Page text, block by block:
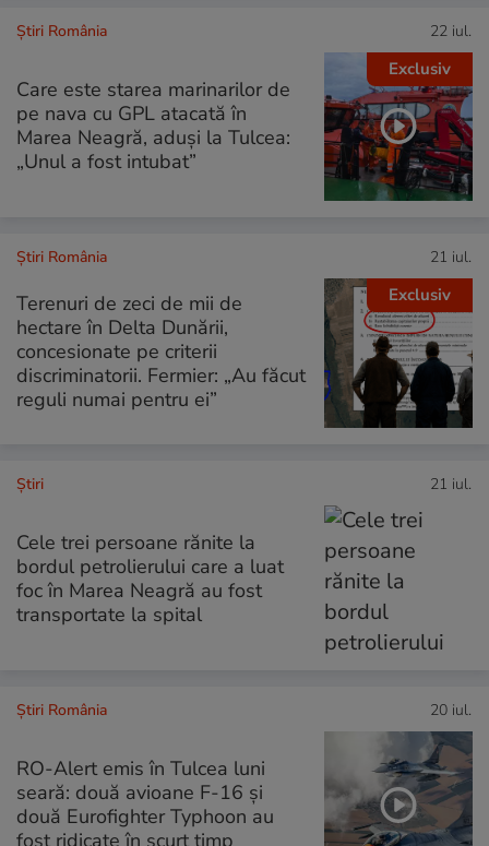
Exclusiv
Știri România 22 iul.
Care este starea marinarilor de
pe nava cu GPL atacată în
Marea Neagră, aduși la Tulcea:
„Unul a fost intubat”
Exclusiv
Știri România 21 iul.
Terenuri de zeci de mii de
hectare în Delta Dunării,
concesionate pe criterii
discriminatorii. Fermier: „Au făcut
reguli numai pentru ei”
Ştiri 21 iul.
Cele trei persoane rănite la
bordul petrolierului care a luat
foc în Marea Neagră au fost
transportate la spital
Știri România 20 iul.
RO-Alert emis în Tulcea luni
seară: două avioane F-16 și
două Eurofighter Typhoon au
fost ridicate în scurt timp